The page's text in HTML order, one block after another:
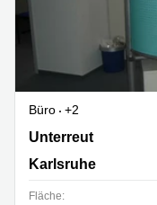
Büro
+2
Unterreut 6, Karlsruhe
Unterreut
Karlsruhe
Fläche: